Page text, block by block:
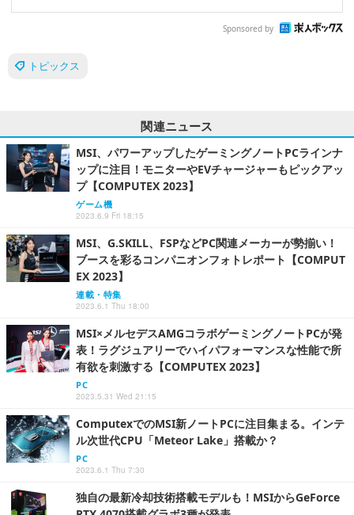
Sponsored by
トピックス
関連ニュース
MSI、パワーアップしたゲーミングノートPCラインナ
ップに注目！モニターやEVチャージャーもピックアッ
プ【COMPUTEX 2023】
ゲーム機
2023.6.9 Fri 18:15
MSI、G.SKILL、FSPなどPC関連メーカーが勢揃い！
ブースを彩るコンパニオンフォトレポート【COMPUT
EX 2023】
連載・特集
2023.6.1 Thu 18:00
MSI×メルセデスAMGコラボゲーミングノートPCが発
表！ラグジュアリーでハイパフォーマンスな性能で所
有欲を刺激する【COMPUTEX 2023】
PC
2023.5.31 Wed 21:15
ComputexでのMSI新ノートPCに注目集まる。インテ
ル次世代CPU「Meteor Lake」搭載か？
PC
2023.6.1 Thu 7:30
独自の最新冷却技術搭載モデルも！MSIからGeForce